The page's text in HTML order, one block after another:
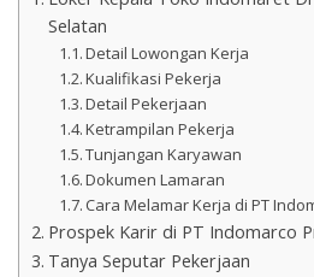
Selatan
Detail Lowongan Kerja
Kualifikasi Pekerja
Detail Pekerjaan
Ketrampilan Pekerja
Tunjangan Karyawan
Dokumen Lamaran
Cara Melamar Kerja di PT
Prospek Karir di PT Indomarco
Tanya Seputar Pekerjaan